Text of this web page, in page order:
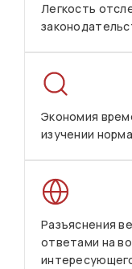
Легкость
Экономия
изучении
Разъяснения
ответами на